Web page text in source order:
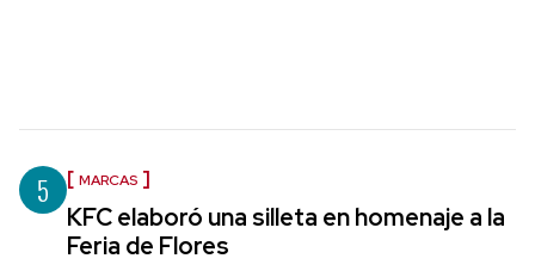
5 MARCAS
KFC elaboró una silleta en homenaje a la
Feria de Flores